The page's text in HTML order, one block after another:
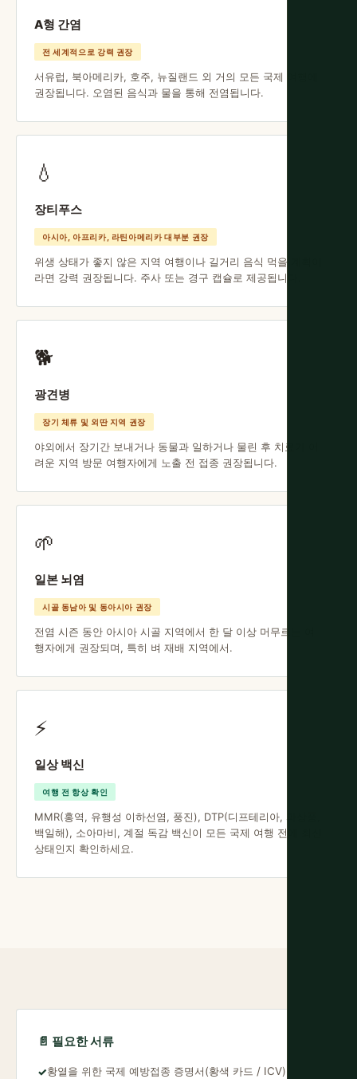
A형 간염
전 세계적으로 강력 권장
서유럽, 북아메리카, 호주, 뉴질랜드 외 거의 모든 국제 여행에
권장됩니다. 오염된 음식과 물을 통해 전염됩니다.
💧
장티푸스
아시아, 아프리카, 라틴아메리카 대부분 권장
위생 상태가 좋지 않은 지역 여행이나 길거리 음식 먹을 계획이
라면 강력 권장됩니다. 주사 또는 경구 캡슐로 제공됩니다.
🐕
광견병
장기 체류 및 외딴 지역 권장
야외에서 장기간 보내거나 동물과 일하거나 물린 후 치료가 어
려운 지역 방문 여행자에게 노출 전 접종 권장됩니다.
🌱
일본 뇌염
시골 동남아 및 동아시아 권장
전염 시즌 동안 아시아 시골 지역에서 한 달 이상 머무르는 여
행자에게 권장되며, 특히 벼 재배 지역에서.
⚡
일상 백신
여행 전 항상 확인
MMR(홍역, 유행성 이하선염, 풍진), DTP(디프테리아, 파상풍,
백일해), 소아마비, 계절 독감 백신이 모든 국제 여행 전에 최신
상태인지 확인하세요.
📄 필요한 서류
✓황열을 위한 국제 예방접종 증명서(황색 카드 / ICV)